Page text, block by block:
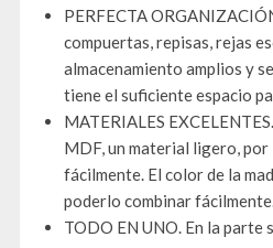
PERFECTA
compuertas, repisas, rejas
almacenamiento amplios y
tiene el suficiente espacio
MATERIALES
MDF, un material ligero,
fácilmente. El color de la
poderlo combinar
TODO EN UNO. En la parte